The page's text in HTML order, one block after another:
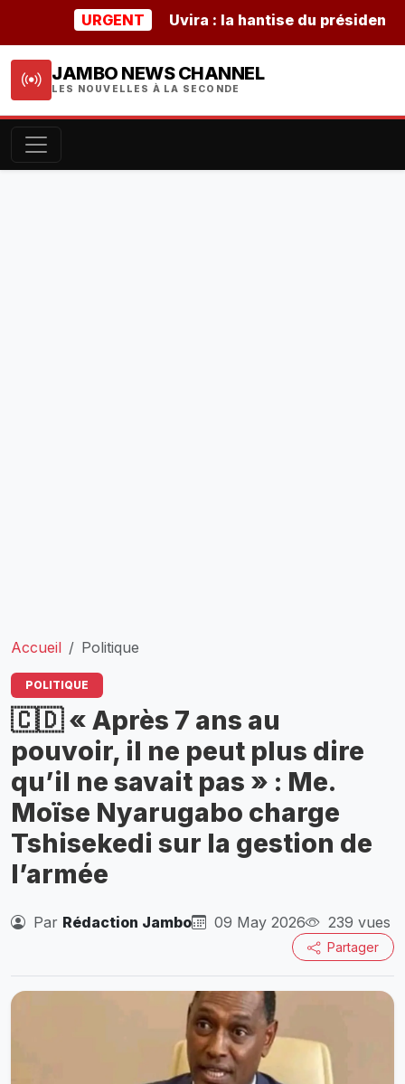
URGENT Uvira : la hantise du président
JAMBO NEWS CHANNEL
LES NOUVELLES À LA SECONDE
Accueil Politique
POLITIQUE
🇨🇩 « Après 7 ans au
pouvoir, il ne peut plus dire
qu’il ne savait pas » : Me.
Moïse Nyarugabo charge
Tshisekedi sur la gestion de
l’armée
Par Rédaction Jambo 09 May 2026 239 vues
Partager